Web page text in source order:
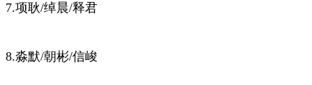
7.项耿/绰晨/释君
8.淼默/朝彬/信峻